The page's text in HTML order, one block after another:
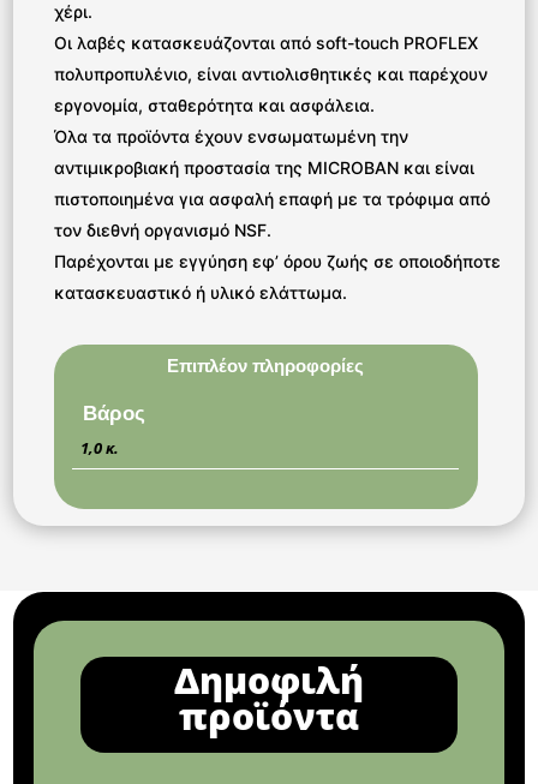
χέρι.
Οι λαβές κατασκευάζονται από soft-touch PROFLEX
πολυπροπυλένιο, είναι αντιολισθητικές και παρέχουν
εργονομία, σταθερότητα και ασφάλεια.
Όλα τα προϊόντα έχουν ενσωματωμένη την
αντιμικροβιακή προστασία της MICROBAN και είναι
πιστοποιημένα για ασφαλή επαφή με τα τρόφιμα από
τον διεθνή οργανισμό NSF.
Παρέχονται με εγγύηση εφ’ όρου ζωής σε οποιοδήποτε
κατασκευαστικό ή υλικό ελάττωμα.
Επιπλέον πληροφορίες
Βάρος
1,0 κ.
Δημοφιλή
προϊόντα